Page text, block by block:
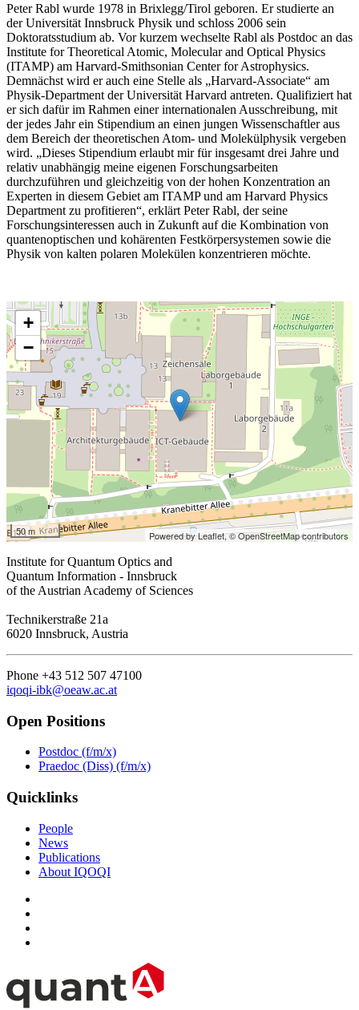
Peter Rabl wurde 1978 in Brixlegg/Tirol geboren. Er studierte an
der Universität Innsbruck Physik und schloss 2006 sein
Doktoratsstudium ab. Vor kurzem wechselte Rabl als Postdoc an das
Institute for Theoretical Atomic, Molecular and Optical Physics
(ITAMP) am Harvard-Smithsonian Center for Astrophysics.
Demnächst wird er auch eine Stelle als „Harvard-Associate“ am
Physik-Department der Universität Harvard antreten. Qualifiziert hat
er sich dafür im Rahmen einer internationalen Ausschreibung, mit
der jedes Jahr ein Stipendium an einen jungen Wissenschaftler aus
dem Bereich der theoretischen Atom- und Molekülphysik vergeben
wird. „Dieses Stipendium erlaubt mir für insgesamt drei Jahre und
relativ unabhängig meine eigenen Forschungsarbeiten
durchzuführen und gleichzeitig von der hohen Konzentration an
Experten in diesem Gebiet am ITAMP und am Harvard Physics
Department zu profitieren“, erklärt Peter Rabl, der seine
Forschungsinteressen auch in Zukunft auf die Kombination von
quantenoptischen und kohärenten Festkörpersystemen sowie die
Physik von kalten polaren Molekülen konzentrieren möchte.
+
−
50 m Powered by Leaflet,© OpenStreetMap contributors
Institute for Quantum Optics and
Quantum Information - Innsbruck
of the Austrian Academy of Sciences
Technikerstraße 21a
6020 Innsbruck, Austria
Phone +43 512 507 47100
iqoqi-ibk@oeaw.ac.at
Open Positions
Postdoc (f/m/x)
Praedoc (Diss) (f/m/x)
Quicklinks
People
News
Publications
About IQOQI